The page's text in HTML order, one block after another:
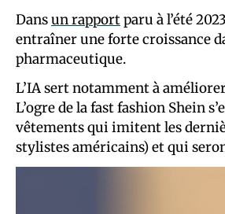
Dansun rapportparu à l’été
entraîner une forte croissance
pharmaceutique.
L’IA sert notamment à
L’ogre de la fast fashion Shein
vêtements qui imitent les
stylistes américains) et qui